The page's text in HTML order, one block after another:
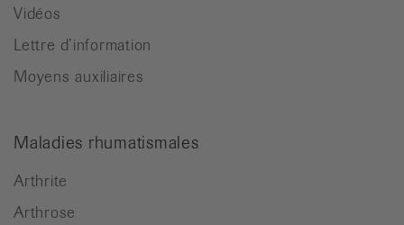
Vidéos
Lettre d’information
Moyens auxiliaires
Maladies rhumatismales
Arthrite
Arthrose